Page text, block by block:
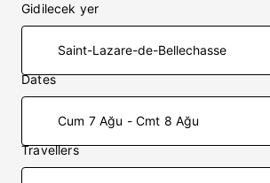
Gidilecek yer
Dates
Cum 7 Ağu - Cmt 8 Ağu
Travellers